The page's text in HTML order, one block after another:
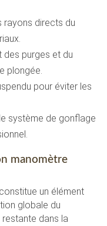
rayons directs du
purges et du
plongée.
pour éviter les
système de gonflage
manomètre
un élément
globale du
dans la